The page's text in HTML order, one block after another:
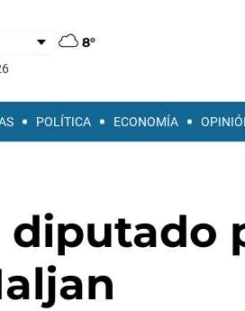
8°
POLÍTICA ECONOMÍA
diputado